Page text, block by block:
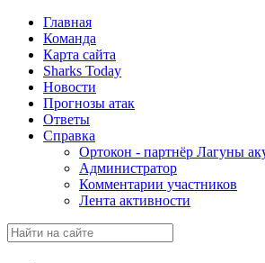
Главная
Команда
Карта сайта
Sharks Today
Новости
Прогнозы атак
Ответы
Справка
Ортокон - партнёр Лагуны
Администратор
Комментарии участников
Лента активности